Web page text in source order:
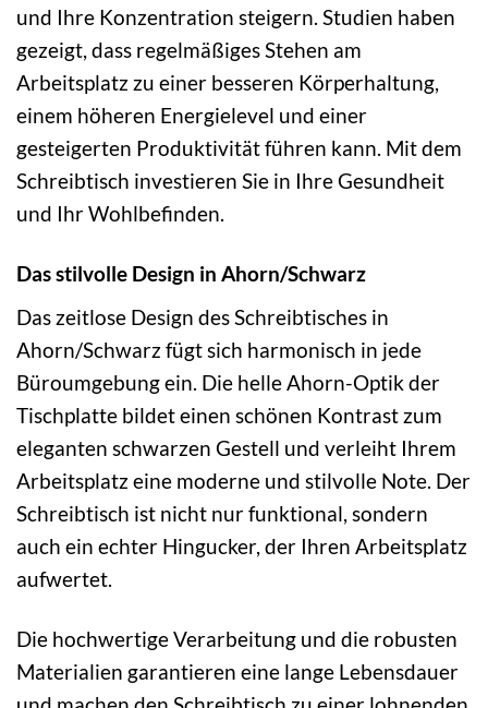
und Ihre Konzentration steigern. Studien haben
gezeigt, dass regelmäßiges Stehen am
Arbeitsplatz zu einer besseren Körperhaltung,
einem höheren Energielevel und einer
gesteigerten Produktivität führen kann. Mit dem
Schreibtisch investieren Sie in Ihre Gesundheit
und Ihr Wohlbefinden.
Das stilvolle Design in Ahorn/Schwarz
Das zeitlose Design des Schreibtisches in
Ahorn/Schwarz fügt sich harmonisch in jede
Büroumgebung ein. Die helle Ahorn-Optik der
Tischplatte bildet einen schönen Kontrast zum
eleganten schwarzen Gestell und verleiht Ihrem
Arbeitsplatz eine moderne und stilvolle Note. Der
Schreibtisch ist nicht nur funktional, sondern
auch ein echter Hingucker, der Ihren Arbeitsplatz
aufwertet.
Die hochwertige Verarbeitung und die robusten
Materialien garantieren eine lange Lebensdauer